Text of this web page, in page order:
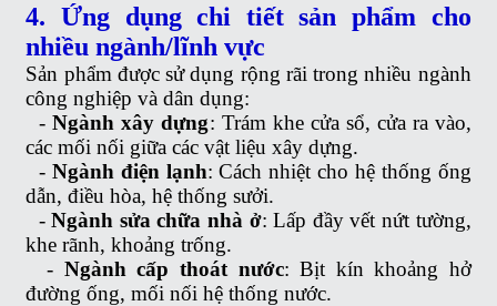
4. Ứng dụng chi tiết sản phẩm cho
nhiều ngành/lĩnh vực
Sản phẩm được sử dụng rộng rãi trong nhiều ngành
công nghiệp và dân dụng:
-Ngành xây dựng: Trám khe cửa sổ, cửa ra vào,
các mối nối giữa các vật liệu xây dựng.
- Ngành điện lạnh: Cách nhiệt cho hệ thống ống
dẫn, điều hòa, hệ thống sưởi.
-Ngành sửa chữa nhà ở: Lấp đầy vết nứt tường,
khe rãnh, khoảng trống.
- Ngành cấp thoát nước: Bịt kín khoảng hở
đường ống, mối nối hệ thống nước.